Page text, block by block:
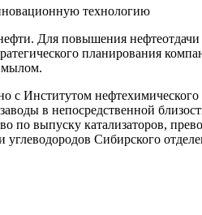
технологию
Для повышения
планирования
мылом.
с Институтом
в непосредственной
по выпуску катализаторов,
углеводородов Сибирского